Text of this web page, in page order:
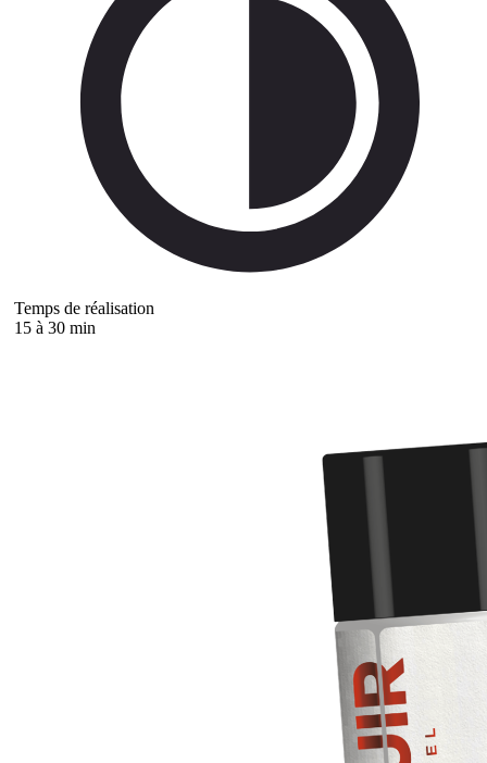
Temps de réalisation
15 à 30 min